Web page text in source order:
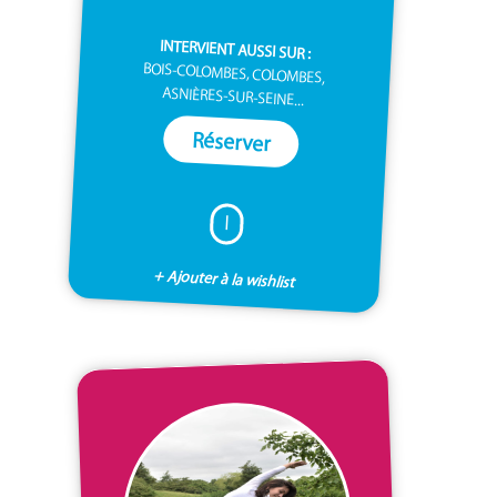
INTERVIENT AUSSI SUR :
BOIS-COLOMBES, COLOMBES,
ASNIÈRES-SUR-SEINE...
Réserver
I
+ Ajouter à la wishlist